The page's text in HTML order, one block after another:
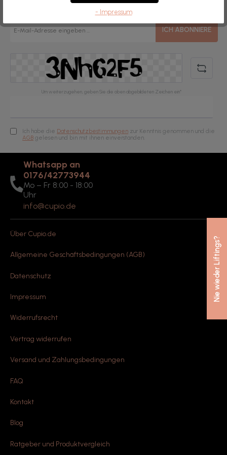
entwickelt für höchste Ansprüche in Studio und Alltag.
E-
Mail-
ICH ABONNIERE
Um weiterzugehen, geben Sie die oben abgebildeten Zeichen ein*
Ich habe die Datenschutzbestimmungen zur Kenntnis genommen und die
AGB gelesen und bin mit ihnen einverstanden.
Über Cupio.de
Allgemeine Geschäftsbedingungen (AGB)
Datenschutz
Impressum
Widerrufsrecht
Vertrag widerrufen
Versand und Zahlungsbedingungen
FAQ
Kontakt
Blog
Ratgeber und Produktvergleich
Whatsapp an
0176/42773944
Mo – Fr 8:00 - 18:00
Uhr
info@cupio.de
Nie wieder Liftings?
- Impressum